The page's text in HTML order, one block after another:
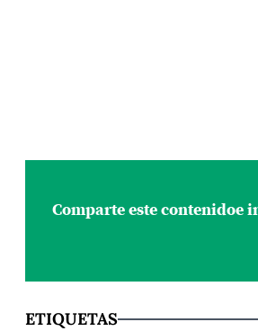
Comparte este contenidoe
ETIQUETAS